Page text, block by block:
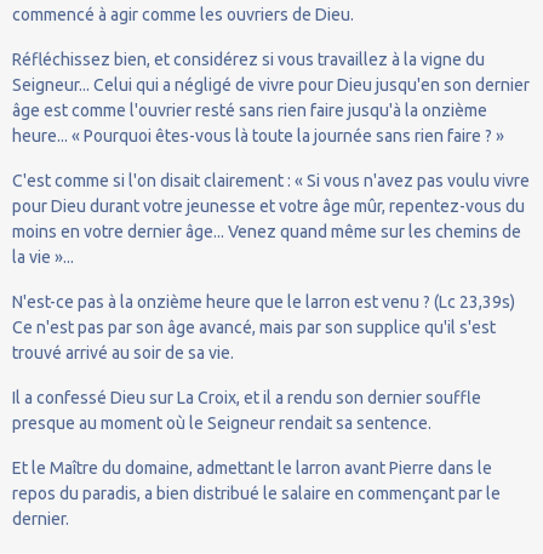
commencé à agir comme les ouvriers de Dieu.
Réfléchissez bien, et considérez si vous travaillez à la vigne du
Seigneur... Celui qui a négligé de vivre pour Dieu jusqu'en son dernier
âge est comme l'ouvrier resté sans rien faire jusqu'à la onzième
heure... « Pourquoi êtes-vous là toute la journée sans rien faire ? »
C'est comme si l'on disait clairement : « Si vous n'avez pas voulu vivre
pour Dieu durant votre jeunesse et votre âge mûr, repentez-vous du
moins en votre dernier âge... Venez quand même sur les chemins de
la vie »...
N'est-ce pas à la onzième heure que le larron est venu ? (Lc 23,39s)
Ce n'est pas par son âge avancé, mais par son supplice qu'il s'est
trouvé arrivé au soir de sa vie.
Il a confessé Dieu sur La Croix, et il a rendu son dernier souffle
presque au moment où le Seigneur rendait sa sentence.
Et le Maître du domaine, admettant le larron avant Pierre dans le
repos du paradis, a bien distribué le salaire en commençant par le
dernier.